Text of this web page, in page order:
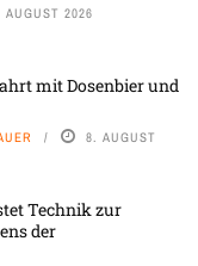
AUGUST 2026
mit Dosenbier und
8. AUGUST
Technik zur
der